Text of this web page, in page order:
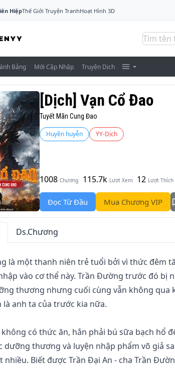
HiệpThế Giới Truyện TranhHoạt Hình 3D
Bảng Mới Cập Nhập Truyện Dịch
[Dịch] Vạn Cổ Đao
Tuyết Mãn Cung Đao
Huyền huyễn YY-Dịch
1008 Chương 115.7k Lượt Xem 12 Lượt Thích
Đọc Từ Đầu Mua Chương VIP
Ds.Chương
là một thanh niên trẻ tuổi bởi vì thức đêm
vào cơ thể này. Trần Đường trước đó bị
thương nhưng cuối cùng vẫn không qua
là anh ta của trước kia nữa.
có thức ăn, hắn phải bú sữa bạch hổ
dưỡng thương và luyện nhập phẩm võ giả
nhiều. Biết được Trần Đại An - cha Trần